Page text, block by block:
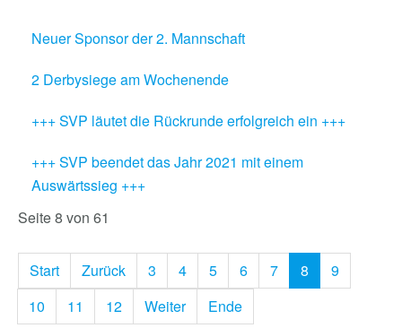
Neuer Sponsor der 2. Mannschaft
2 Derbysiege am Wochenende
+++ SVP läutet die Rückrunde erfolgreich ein +++
+++ SVP beendet das Jahr 2021 mit einem
Auswärtssieg +++
Seite 8 von 61
Start Zurück 3 4 5 6 7 8
9
10
11 12 Weiter Ende